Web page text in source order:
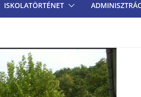
ISKOLATÖRTÉNET